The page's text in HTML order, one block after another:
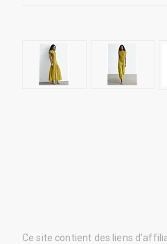
Ce site contient des liens